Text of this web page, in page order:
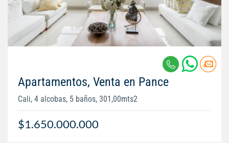
Apartamentos, Venta en Pance
Cali, 4 alcobas, 5 baños, 301,00mts2
$1.650.000.000